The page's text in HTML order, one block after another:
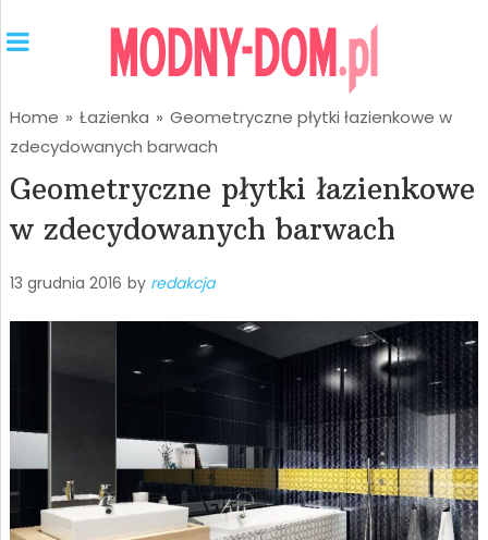
Home » Łazienka » Geometryczne płytki łazienkowe w
zdecydowanych barwach
Geometryczne płytki łazienkowe
w zdecydowanych barwach
13 grudnia 2016 by redakcja